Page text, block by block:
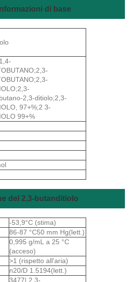
di base
2,3-ditiolo;2,3-
97+%;2 3-
99+%
del 2,3-butanditiolo
-53,9°C (stima)
86-87 °C50 mm Hg(lett.)
0,995 g/mL a 25 °C
(acceso)
>1 (rispetto all'aria)
n20/D 1.5194(lett.)
3477| 2,3-